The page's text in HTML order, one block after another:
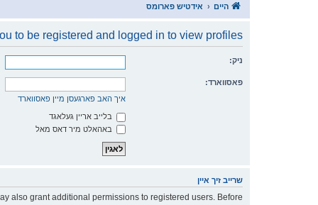
היים אידטיש פארומס
to be registered and logged in to view profiles.
ניק:
פאסווארד:
איך האב פארגעסן מיין פאסווארד
בלייב אריין געלאגד
באהאלט מיר דאס מאל
שרייב זיך איין
also grant additional permissions to registered users. Before